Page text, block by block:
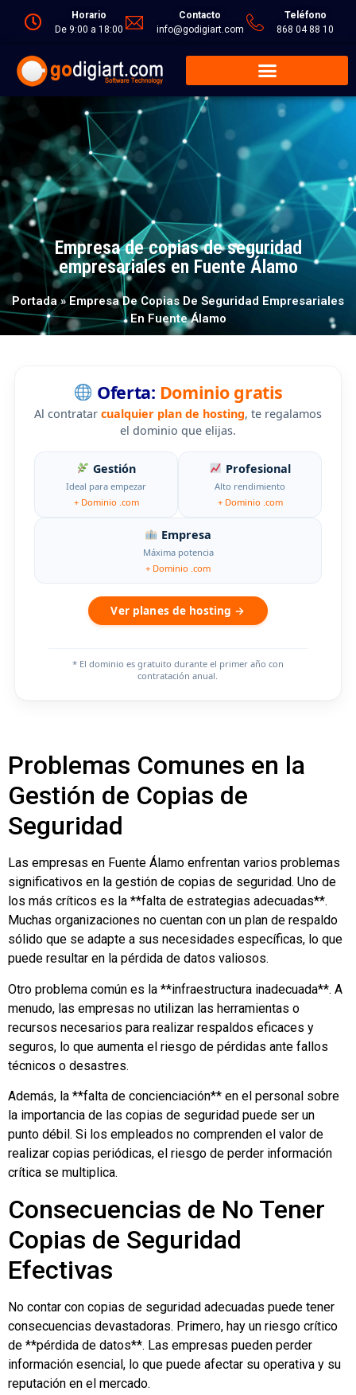
Horario
De 9:00 a 18:00
Contacto
info@godigiart.com
Teléfono
868 04 88 10
Empresa de copias de seguridad
empresariales en Fuente Álamo
Portada»Empresa De Copias De Seguridad Empresariales
En Fuente Álamo
Oferta: Dominio gratis
Al contratar cualquier plan de hosting, te regalamos
el dominio que elijas.
Gestión
Ideal para empezar
+ Dominio .com
Profesional
Alto rendimiento
+ Dominio .com
Empresa
Máxima potencia
+ Dominio .com
Ver planes de hosting →
* El dominio es gratuito durante el primer año con
contratación anual.
Problemas Comunes en la
Gestión de Copias de
Seguridad
Las empresas en Fuente Álamo enfrentan varios problemas
significativos en la gestión de copias de seguridad. Uno de
los más críticos es la **falta de estrategias adecuadas**.
Muchas organizaciones no cuentan con un plan de respaldo
sólido que se adapte a sus necesidades específicas, lo que
puede resultar en la pérdida de datos valiosos.
Otro problema común es la **infraestructura inadecuada**. A
menudo, las empresas no utilizan las herramientas o
recursos necesarios para realizar respaldos eficaces y
seguros, lo que aumenta el riesgo de pérdidas ante fallos
técnicos o desastres.
Además, la **falta de concienciación** en el personal sobre
la importancia de las copias de seguridad puede ser un
punto débil. Si los empleados no comprenden el valor de
realizar copias periódicas, el riesgo de perder información
crítica se multiplica.
Consecuencias de No Tener
Copias de Seguridad
Efectivas
No contar con copias de seguridad adecuadas puede tener
consecuencias devastadoras. Primero, hay un riesgo crítico
de **pérdida de datos**. Las empresas pueden perder
información esencial, lo que puede afectar su operativa y su
reputación en el mercado.